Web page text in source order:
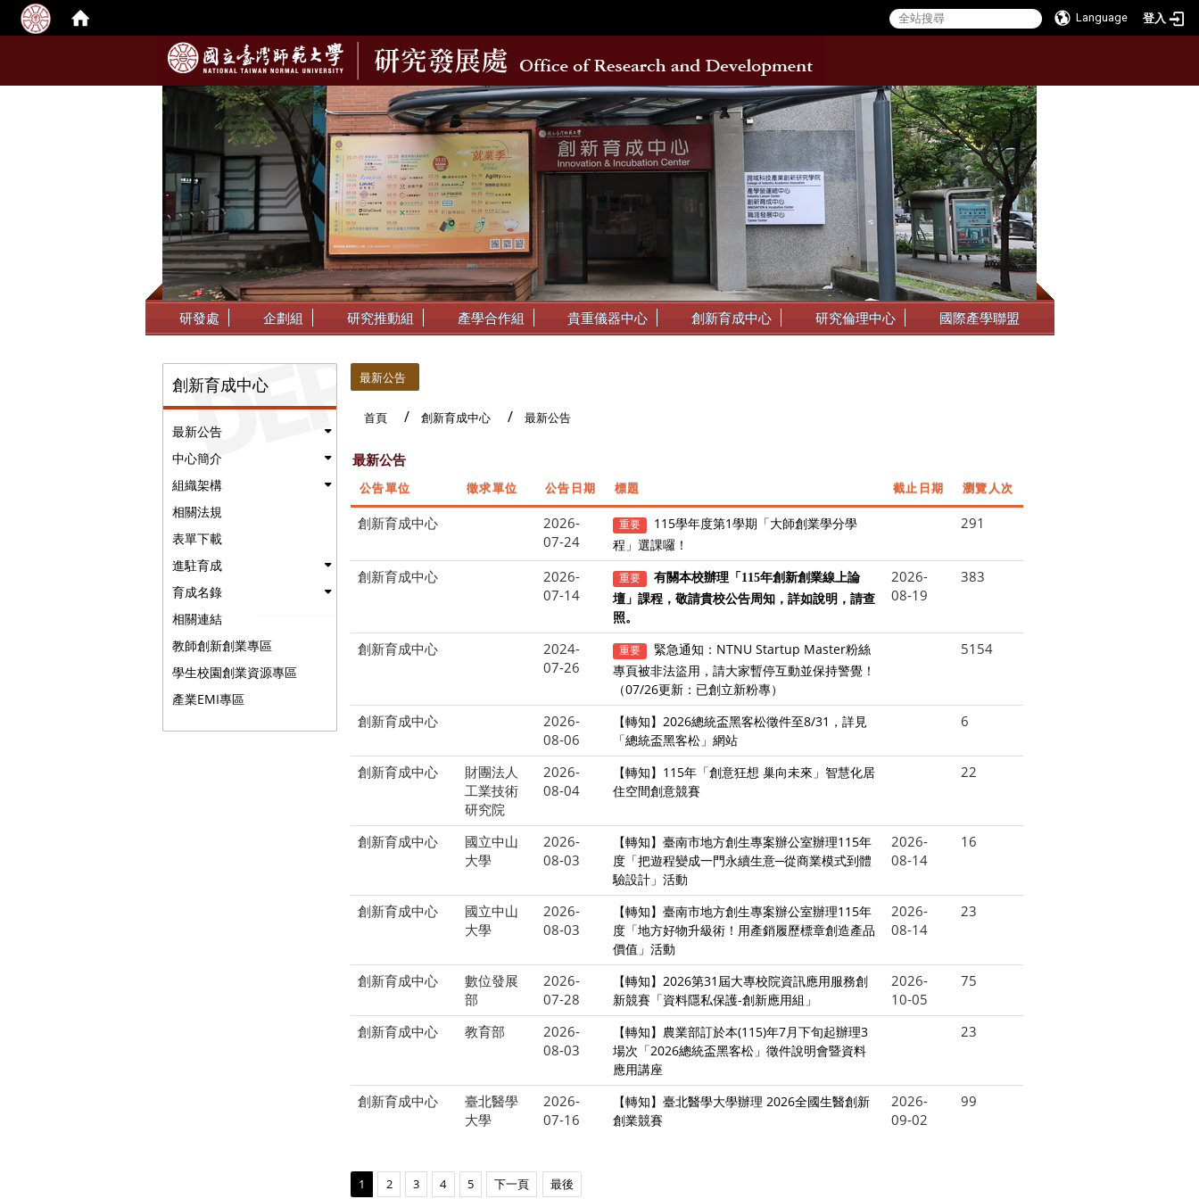
Language 登入
:::
::: 研發處 企劃組 研究推動組 產學合作組 貴重儀器中心 創新育成中心 研究倫理中心 國際產學聯盟
創新育成中心
最新公告
中心簡介
組織架構
相關法規
表單下載
進駐育成
育成名錄
相關連結
教師創新創業專區
學生校園創業資源專區
產業EMI專區
最新公告
首頁 創新育成中心 最新公告
最新公告
公告單位 徵求單位 公告日期 標題 截止日期 瀏覽人次
創新育成中心
2026-
07-24
重要
115學年度第1學期「大師創業學分學
程」選課囉！
291
創新育成中心
2026-
07-14
重要
有關本校辦理「115年創新創業線上論
壇」課程，敬請貴校公告周知，詳如說明，請查
照。
2026-
08-19
383
創新育成中心
2024-
07-26
重要
緊急通知：NTNU Startup Master粉絲
專頁被非法盜用，請大家暫停互動並保持警覺！
（07/26更新：已創立新粉專）
5154
創新育成中心
2026-
08-06
【轉知】2026總統盃黑客松徵件至8/31，詳見
「總統盃黑客松」網站
6
創新育成中心
財團法人
工業技術
研究院
2026-
08-04
【轉知】115年「創意狂想 巢向未來」智慧化居
住空間創意競賽
22
創新育成中心
國立中山
大學
2026-
08-03
【轉知】臺南市地方創生專案辦公室辦理115年
度「把遊程變成一門永續生意─從商業模式到體
驗設計」活動
2026-
08-14
16
創新育成中心
國立中山
大學
2026-
08-03
【轉知】臺南市地方創生專案辦公室辦理115年
度「地方好物升級術！用產銷履歷標章創造產品
價值」活動
2026-
08-14
23
創新育成中心
數位發展
部
2026-
07-28
【轉知】2026第31屆大專校院資訊應用服務創
新競賽「資料隱私保護-創新應用組」
2026-
10-05
75
創新育成中心 教育部
2026-
08-03
【轉知】農業部訂於本(115)年7月下旬起辦理3
場次「2026總統盃黑客松」徵件說明會暨資料
應用講座
23
創新育成中心
臺北醫學
大學
2026-
07-16
【轉知】臺北醫學大學辦理 2026全國生醫創新
創業競賽
2026-
09-02
99
1 2 3 4 5 下一頁 最後